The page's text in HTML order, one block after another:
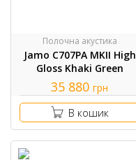
Полочна акустика
Jamo C707PA MKII High
Gloss Khaki Green
35 880 грн
В кошик